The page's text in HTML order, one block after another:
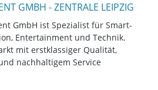
GMBH - ZENTRALE LEIPZIG
GmbH ist Spezialist für Smart-
Entertainment und Technik.
mit erstklassiger Qualität,
nachhaltigem Service